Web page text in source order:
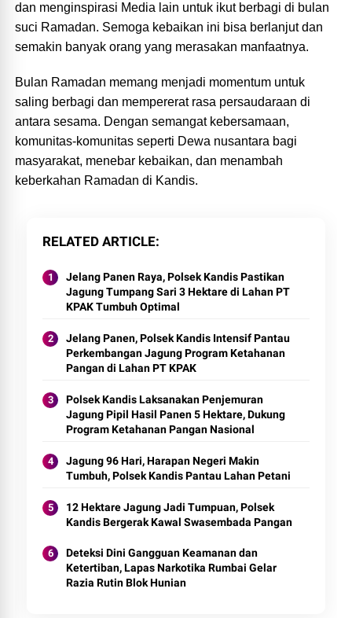
dan menginspirasi Media lain untuk ikut berbagi di bulan
suci Ramadan. Semoga kebaikan ini bisa berlanjut dan
semakin banyak orang yang merasakan manfaatnya.
Bulan Ramadan memang menjadi momentum untuk
saling berbagi dan mempererat rasa persaudaraan di
antara sesama. Dengan semangat kebersamaan,
komunitas-komunitas seperti Dewa nusantara bagi
masyarakat, menebar kebaikan, dan menambah
keberkahan Ramadan di Kandis.
RELATED ARTICLE
Jelang Panen Raya, Polsek Kandis Pastikan
Jagung Tumpang Sari 3 Hektare di Lahan PT
KPAK Tumbuh Optimal
Jelang Panen, Polsek Kandis Intensif Pantau
Perkembangan Jagung Program Ketahanan
Pangan di Lahan PT KPAK
Polsek Kandis Laksanakan Penjemuran
Jagung Pipil Hasil Panen 5 Hektare, Dukung
Program Ketahanan Pangan Nasional
Jagung 96 Hari, Harapan Negeri Makin
Tumbuh, Polsek Kandis Pantau Lahan Petani
12 Hektare Jagung Jadi Tumpuan, Polsek
Kandis Bergerak Kawal Swasembada Pangan
Deteksi Dini Gangguan Keamanan dan
Ketertiban, Lapas Narkotika Rumbai Gelar
Razia Rutin Blok Hunian